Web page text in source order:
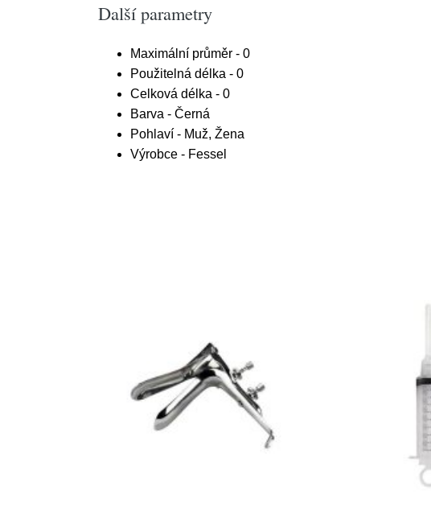
Další parametry
Maximální průměr - 0
Použitelná délka - 0
Celková délka - 0
Barva - Černá
Pohlaví - Muž, Žena
Výrobce - Fessel